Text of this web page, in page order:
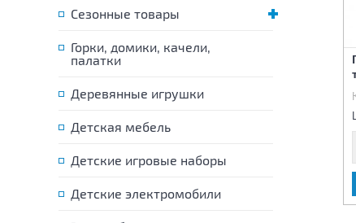
Сезонные товары
Горки, домики, качели,
палатки
Деревянные игрушки
Детская мебель
Детские игровые наборы
Детские электромобили
Автомат со световыми и
84316 Код: